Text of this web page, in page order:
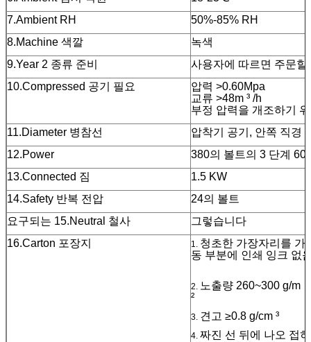
7.Ambient RH
50%-
8.Machine 색깔
녹색
9.Year 2 종류 준비
사용자에 따르면 주문
10.Compressed 공기 필요
압력 >0.60Mpa
교류 >48m ³ /h
부정 압력을 개조하기
11.Diameter 병참선
압착기 공기, 안쪽 직경
12.Power 380의 볼트의 3 단계 60
13.Connected 짐
1.5 KW
14.Safety 반복 전압
24의 볼트
요구되는 15.Neutral 철사
그렇습니다
16.Carton 포장지
1. 청초한 가장자리를 가
동 부분에 인쇄 잉
2. 노출량 260~300 g/m
3. 견고 ≥0.8 g/cm ³
4. 짜진 선 뒤에 나오 접